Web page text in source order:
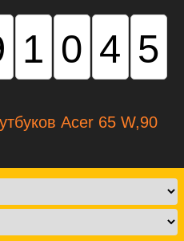
Acer 65 W,90